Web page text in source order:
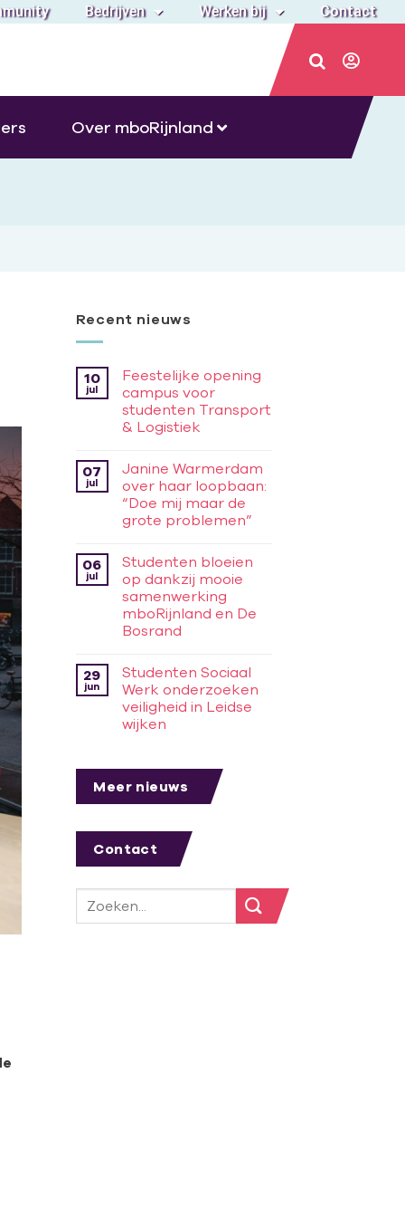
Bedrijven Werken bij Contact
Over mboRijnland
Recent nieuws
10
jul
Feestelijke opening
campus voor
studenten Transport
& Logistiek
07
jul
Janine Warmerdam
over haar loopbaan:
“Doe mij maar de
grote problemen”
06
jul
Studenten bloeien
op dankzij mooie
samenwerking
mboRijnland en De
Bosrand
29
jun
Studenten Sociaal
Werk onderzoeken
veiligheid in Leidse
wijken
Meer nieuws
Contact